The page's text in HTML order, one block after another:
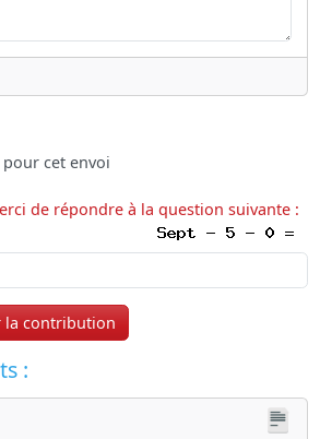
cet envoi
de répondre à la question suivante :
la contribution
: